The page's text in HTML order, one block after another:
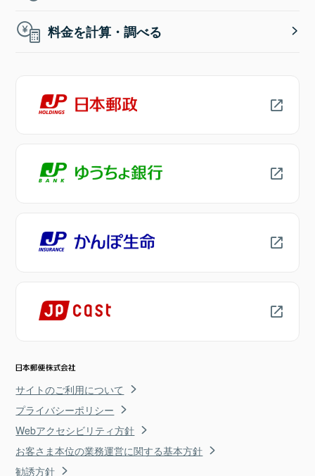
料金を計算・調べる
サイトのご利用について
プライバシーポリシー
Webアクセシビリティ方針
お客さま本位の業務運営に関する基本方針
勧誘方針